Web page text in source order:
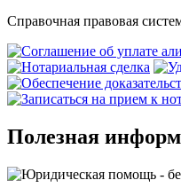
Справочная правовая
Полезная